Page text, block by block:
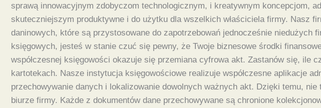
sprawą innowacyjnym zdobyczom technologicznym, i kreatywnym koncepcjom,
skuteczniejszym produktywne i do użytku dla wszelkich właściciela firmy. Nasz
daninowych, które są przystosowane do zapotrzebowań jednocześnie
księgowych, jesteś w stanie czuć się pewny, że Twoje biznesowe środki
współczesnej księgowości okazuje się przemiana cyfrowa akt. Zastanów się, ile
kartotekach. Nasze instytucja księgowościowe realizuje współczesne aplikacje
przechowywanie danych i lokalizowanie dowolnych ważnych akt. Dzięki temu,
biurze firmy. Każde z dokumentów dane przechowywane są chronione